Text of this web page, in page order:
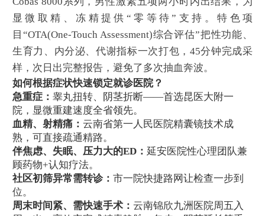
显微取精、冻精提供“零等待”支持。特色项
目“OTA(One-Touch Assessment)综合评估”把性功能、
生育力、内分泌、代谢指标一次打包，45分钟完成采
样，次日出完整报告，避免了多次抽血奔波。
如何根据症状快速锁定就诊医院？
急重症： 睾丸扭转、阴茎折断——首选昆医大附一
院，显微重建速度全省领先。
血精、射精痛： 云南省第一人民医院精囊镜技术成
熟，可直接疏通精路。
伴焦虑、失眠、压力大的ED： 延安医院性心理团队兼
顾药物+认知疗法。
社区初筛异常需转诊： 市一院快捷路网让检查一步到
位。
周末时间紧、需快速手术： 云南锦欣九洲医院周五入